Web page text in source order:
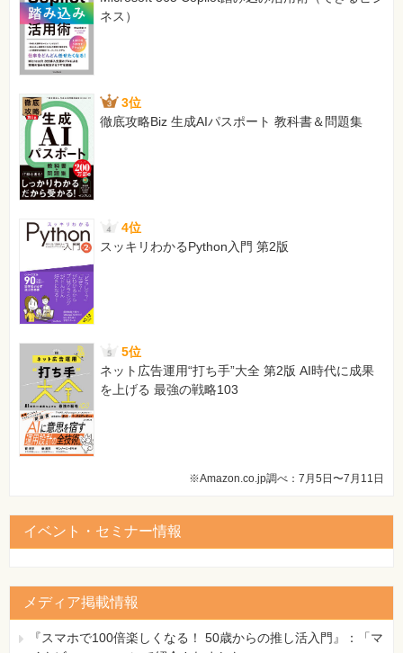
ネス）
3位
徹底攻略Biz 生成AIパスポート 教科書＆問題集
4位
スッキリわかるPython入門 第2版
5位
ネット広告運用“打ち手”大全 第2版 AI時代に成果
を上げる 最強の戦略103
※Amazon.co.jp調べ：7月5日〜7月11日
イベント・セミナー情報
メディア掲載情報
『スマホで100倍楽しくなる！ 50歳からの推し活入門』：「マ